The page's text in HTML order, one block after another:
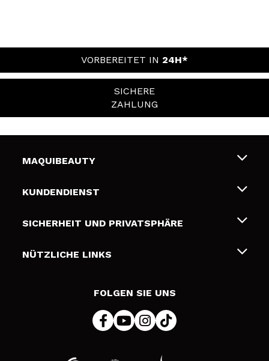
VORBEREITET IN 24H*
SICHERE
ZAHLUNG
MAQUIBEAUTY
Über uns
Geschenkkarten
KUNDENDIENST
Liefer- und Versandkosten
Zahlung
SICHERHEIT UND PRIVATSPHÄRE
Bedingungen und Datenschutz
NÜTZLICHE LINKS
FOLGEN SIE UNS